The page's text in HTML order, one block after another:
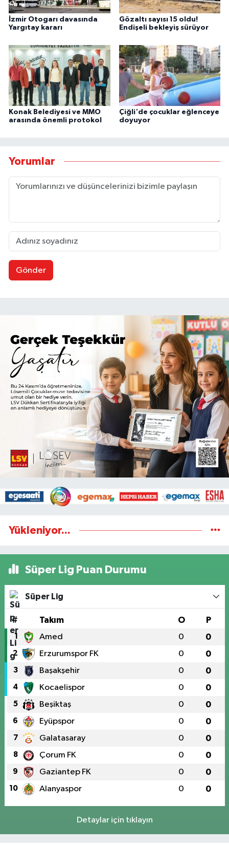
İzmir Otogarı davasında
Yargıtay kararı
Gözaltı sayısı 15 oldu!
Endişeli bekleyiş sürüyor
Konak Belediyesi ve MMO
arasında önemli protokol
Çiğli'de çocuklar eğlenceye
doyuyor
Yorumlar
Gönder
Yükleniyor...
Süper Lig Puan Durumu
Süper Lig
# Takım O P
1 Amed 0 0
2 Erzurumspor FK 0 0
3 Başakşehir 0 0
4 Kocaelispor 0 0
5 Beşiktaş 0 0
6 Eyüpspor 0 0
7 Galatasaray 0 0
8 Çorum FK 0 0
9 Gaziantep FK 0 0
10 Alanyaspor 0 0
Detaylar için tıklayın